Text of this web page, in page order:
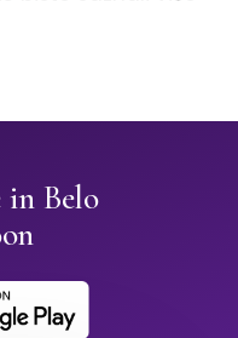
in Belo